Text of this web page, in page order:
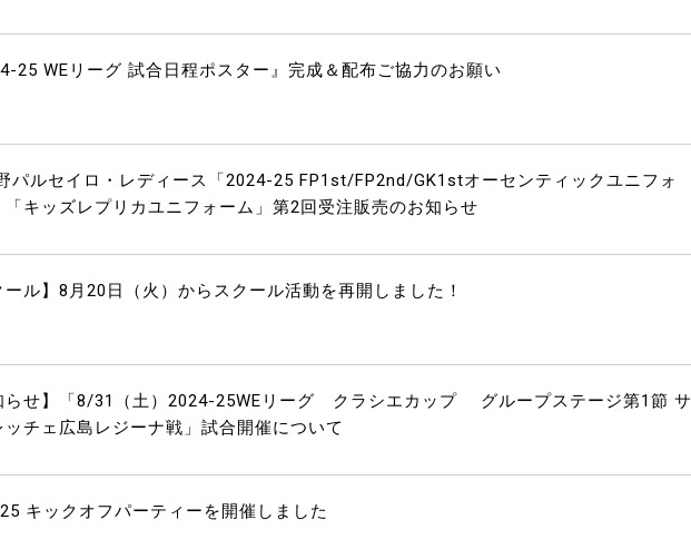
25 WEリーグ 試合日程ポスター』完成＆配布ご協力のお願い
パルセイロ・レディース「2024-25 FP1st/FP2nd/GK1stオーセンティックユニフォ
「キッズレプリカユニフォーム」第2回受注販売のお知らせ
ール】8月20日（火）からスクール活動を再開しました！
らせ】「8/31（土）2024-25WEリーグ クラシエカップ グループステージ第1節 サ
ッチェ広島レジーナ戦」試合開催について
キックオフパーティーを開催しました